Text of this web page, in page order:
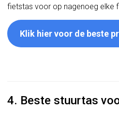
fietstas voor op nagenoeg elke
Klik hier voor de beste
4. Beste stuurtas